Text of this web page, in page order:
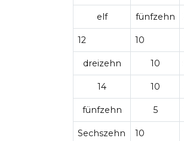
elf fünfzehn
12 10
dreizehn 10
14 10
fünfzehn 5
Sechszehn 10